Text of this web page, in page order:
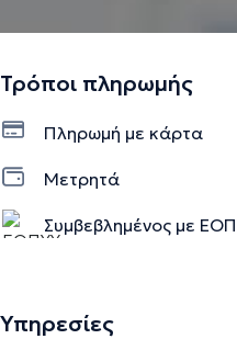
Τρόποι πληρωμής
Πληρωμή με κάρτα
Μετρητά
Συμβεβλημένος με
Υπηρεσίες